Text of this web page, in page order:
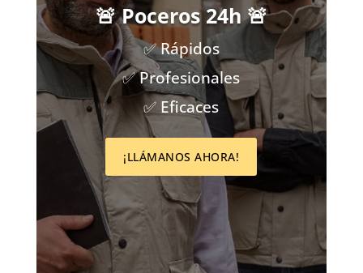
🚨 Poceros 24h 🚨
✅ Rápidos
✅ Profesionales
✅ Eficaces
¡LLÁMANOS AHORA!